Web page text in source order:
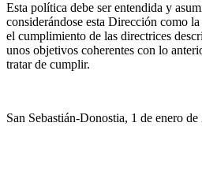
Esta política debe ser entendida y
considerándose esta Dirección como
el cumplimiento de las directrices
unos objetivos coherentes con lo
tratar de cumplir.
San Sebastián-Donostia, 1 de enero de